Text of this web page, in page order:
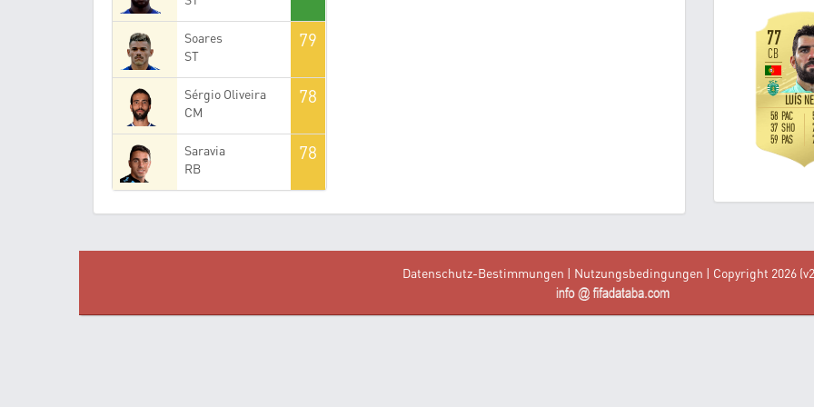
Soares
ST
79
Sérgio Oliveira
CM
78
Saravia
RB
78
Datenschutz-Bestimmungen | Nutzungsbedingungen | Copyright 2026